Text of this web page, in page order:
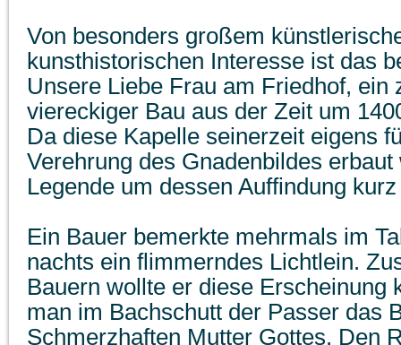
Von besonders großem
kunsthistorischen Interesse ist das
Unsere Liebe Frau am Friedhof, ein
viereckiger Bau aus der Zeit um
Da diese Kapelle seinerzeit eigens
Verehrung des Gnadenbildes
Legende um dessen Auffindung
Ein Bauer bemerkte mehrmals im
nachts ein flimmerndes Lichtlein.
Bauern wollte er diese Erscheinung
man im Bachschutt der Passer das
Schmerzhaften Mutter Gottes. Den